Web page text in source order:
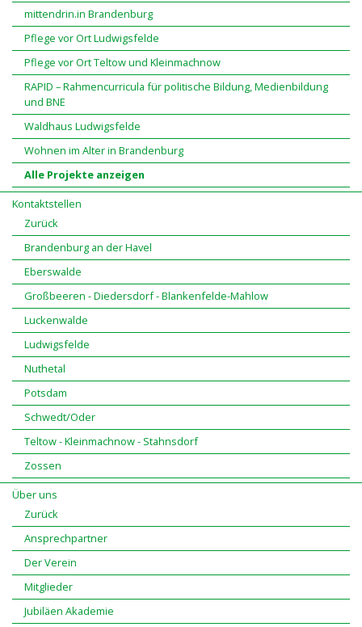
mittendrin.in Brandenburg
Pflege vor Ort Ludwigsfelde
Pflege vor Ort Teltow und Kleinmachnow
RAPID – Rahmencurricula für politische Bildung, Medienbildung
und BNE
Waldhaus Ludwigsfelde
Wohnen im Alter in Brandenburg
Alle Projekte anzeigen
Kontaktstellen
Zurück
Brandenburg an der Havel
Eberswalde
Großbeeren - Diedersdorf - Blankenfelde-Mahlow
Luckenwalde
Ludwigsfelde
Nuthetal
Potsdam
Schwedt/Oder
Teltow - Kleinmachnow - Stahnsdorf
Zossen
Über uns
Zurück
Ansprechpartner
Der Verein
Mitglieder
Jubiläen Akademie